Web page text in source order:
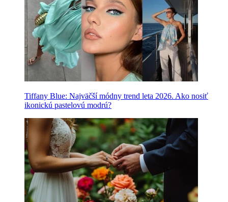
Tiffany Blue: Najväčší módny trend leta 2026. Ako nosiť
ikonickú pastelovú modrú?